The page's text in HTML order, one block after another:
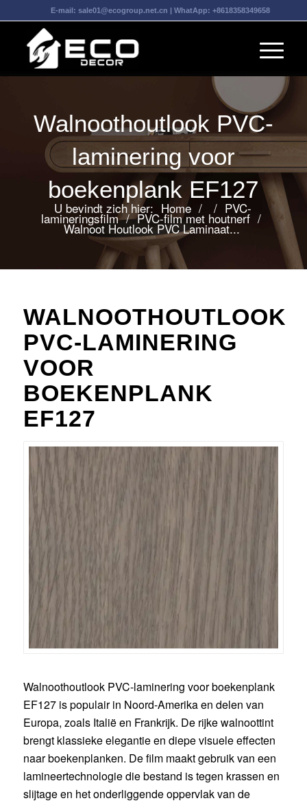
E-mail: sale01@ecogroup.net.cn | WhatApp: +8618358349658
Walnoothoutlook PVC-
laminering voor
boekenplank EF127
U bevindt zich hier: Home / / PVC-
lamineringsfilm / PVC-film met houtnerf /
Walnoot Houtlook PVC Laminaat...
WALNOOTHOUTLOOK
PVC-LAMINERING
VOOR
BOEKENPLANK
EF127
Walnoothoutlook PVC-laminering voor boekenplank
EF127 is populair in Noord-Amerika en delen van
Europa, zoals Italië en Frankrijk. De rijke walnoottint
brengt klassieke elegantie en diepe visuele effecten
naar boekenplanken. De film maakt gebruik van een
lamineertechnologie die bestand is tegen krassen en
slijtage en het onderliggende oppervlak van de